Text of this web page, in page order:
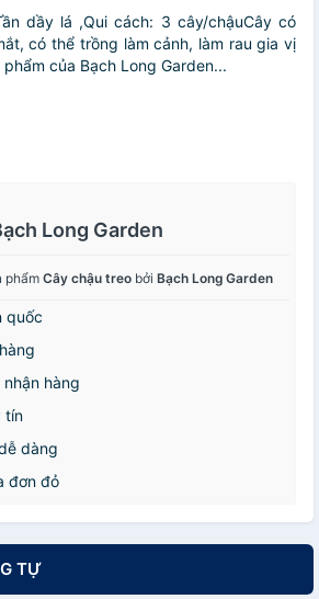
dầy lá ,Qui cách: 3 cây/chậuCây có
có thể trồng làm cảnh, làm rau gia vị
của Bạch Long Garden...
Long Garden
phẩmCây chậu treo bởi Bạch Long Garden
quốc
hàng
tín
dàng
đơn đỏ
TỰ